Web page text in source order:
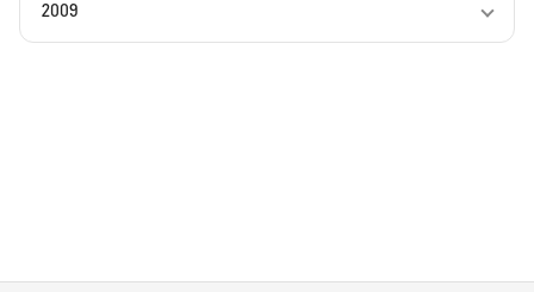
2009